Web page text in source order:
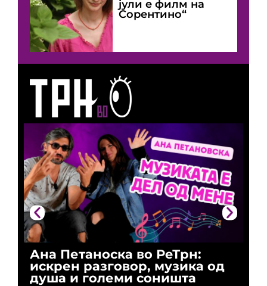
Ана Петаноска во РеТрн:
искрен разговор, музика од
душа и големи соништа
јули е филм на
Сорентино“